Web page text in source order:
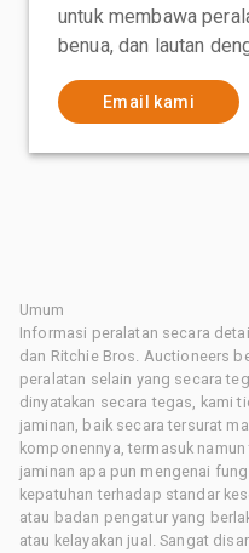
untuk membawa
benua, dan lautan
Email kami
Umum
Informasi peralatan secara
dan Ritchie Bros. Auctioneers
peralatan selain yang secara
dinyatakan secara tegas, kami
jaminan, baik secara tersurat
komponennya, termasuk
jaminan apa pun mengenai
kepatuhan terhadap standar
atau badan pengatur yang
atau kelayakan jual. Sangat